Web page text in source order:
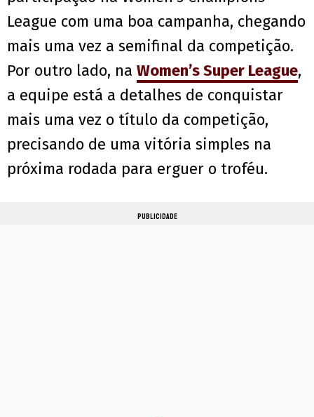
League com uma boa campanha, chegando
mais uma vez a semifinal da competição.
Por outro lado, na Women’s Super League,
a equipe está a detalhes de conquistar
mais uma vez o título da competição,
precisando de uma vitória simples na
próxima rodada para erguer o troféu.
PUBLICIDADE